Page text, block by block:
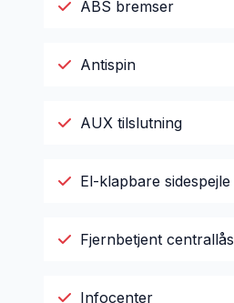
ABS bremser
Antispin
AUX tilslutning
El-klapbare sidespejle
Fjernbetjent centrallås
Infocenter